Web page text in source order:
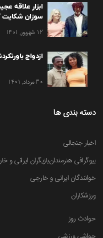
ابزار علاقه
سوزان شکایت
12 شهریور, 1401
ازدواج
30 مرداد, 1401
دسته بندی ها
اخبار جنجالی
بیوگرافی هنرمندانبازیگران ایرانی و
خوانندگان ایرانی و خارجی
ورزشکاران
حوادث روز
حواشی ورزشی